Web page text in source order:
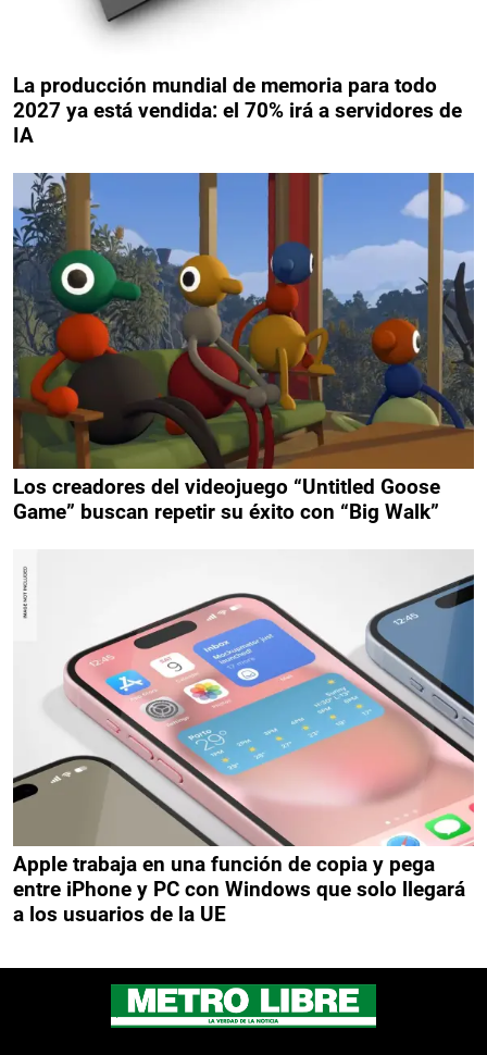
La producción mundial de memoria para todo
2027 ya está vendida: el 70% irá a servidores de
IA
Los creadores del videojuego “Untitled Goose
Game” buscan repetir su éxito con “Big Walk”
Apple trabaja en una función de copia y pega
entre iPhone y PC con Windows que solo llegará
a los usuarios de la UE